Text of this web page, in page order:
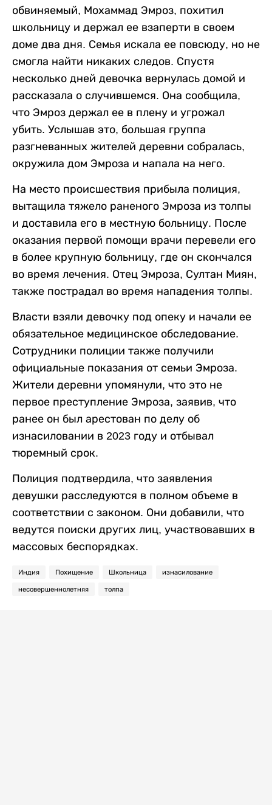
обвиняемый, Мохаммад Эмроз, похитил
школьницу и держал ее взаперти в своем
доме два дня. Семья искала ее повсюду, но не
смогла найти никаких следов. Спустя
несколько дней девочка вернулась домой и
рассказала о случившемся. Она сообщила,
что Эмроз держал ее в плену и угрожал
убить. Услышав это, большая группа
разгневанных жителей деревни собралась,
окружила дом Эмроза и напала на него.
На место происшествия прибыла полиция,
вытащила тяжело раненого Эмроза из толпы
и доставила его в местную больницу. После
оказания первой помощи врачи перевели его
в более крупную больницу, где он скончался
во время лечения. Отец Эмроза, Султан Миян,
также пострадал во время нападения толпы.
Власти взяли девочку под опеку и начали ее
обязательное медицинское обследование.
Сотрудники полиции также получили
официальные показания от семьи Эмроза.
Жители деревни упомянули, что это не
первое преступление Эмроза, заявив, что
ранее он был арестован по делу об
изнасиловании в 2023 году и отбывал
тюремный срок.
Полиция подтвердила, что заявления
девушки расследуются в полном объеме в
соответствии с законом. Они добавили, что
ведутся поиски других лиц, участвовавших в
массовых беспорядках.
Индия Похищение Школьница изнасилование
несовершеннолетняя толпа